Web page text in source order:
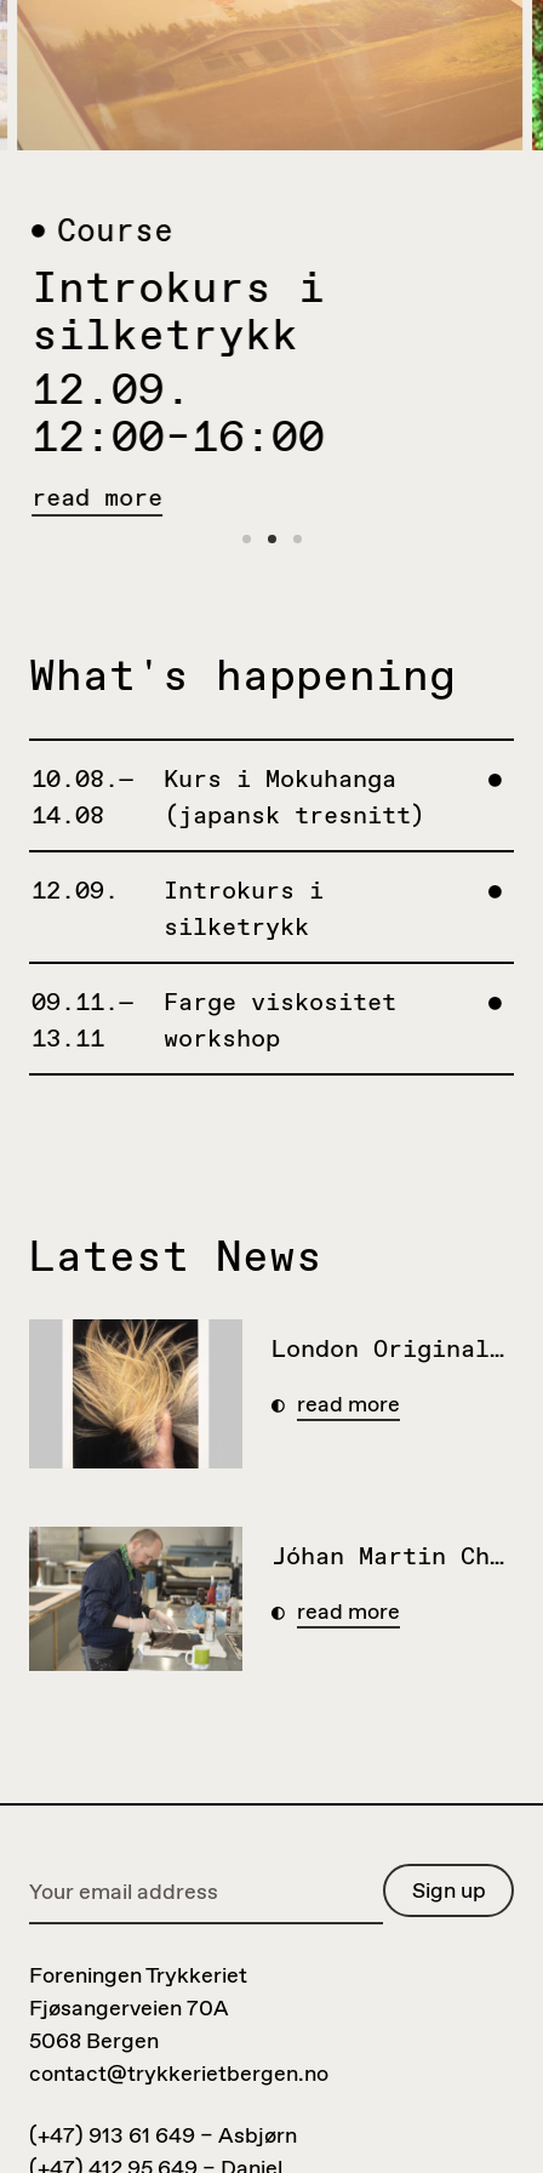
Course
Introkurs i
silketrykk
12.09.
12:00–16:00
read more
What's happening
10.08.—
14.08
Kurs i Mokuhanga
(japansk tresnitt)
12.09.
Introkurs i
silketrykk
09.11.—
13.11
Farge viskositet
workshop
Latest News
London Original Print Fair 14 – 17.mai (førvisning 13.mai)
read more
Jóhan Martin Christiansen, Nordisk Artist in Residence
read more
Foreningen Trykkeriet
Fjøsangerveien 70A
5068 Bergen
contact@trykkerietbergen.no
(+47) 913 61 649 – Asbjørn